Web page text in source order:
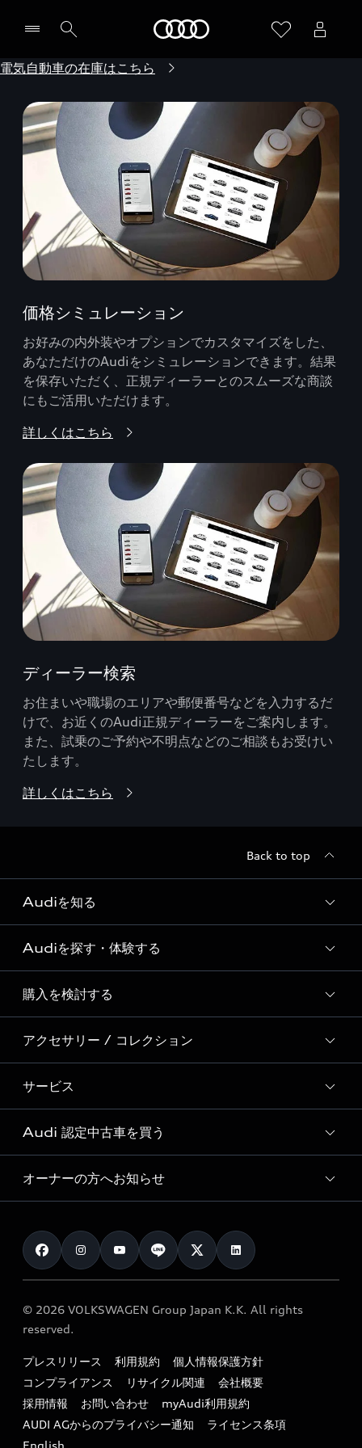
電気自動車の在庫はこちら
価格シミュレーション
お好みの内外装やオプションでカスタマイズをした、
あなただけのAudiをシミュレーションできます。結果
を保存いただく、正規ディーラーとのスムーズな商談
にもご活用いただけます。
詳しくはこちら
ディーラー検索
お住まいや職場のエリアや郵便番号などを入力するだ
けで、お近くのAudi正規ディーラーをご案内します。
また、試乗のご予約や不明点などのご相談もお受けい
たします。
詳しくはこちら
Back to top
Audiを知る
Audi ブランド
Story of Progress
Audi Sport
Formula 1®
デジタルサービス
Audiを探す・体験する
ディーラー検索
新車在庫検索
試乗車・展示車検索
見積り依頼
試乗予約
購入を検討する
モデル一覧
特別仕様モデル / 限定モデル
e-tronラインアップ
価格シミュレーション
車両比較
カタログ一覧
アクセサリー / コレクション
純正アクセサリー
オンラインショップ
Audi collection
アウディナビアプリ
サービス
サービス入庫予約
サービスプログラム
メンテナンス
車検 / 定期点検
e-tronアフターサポート
myAudi
Audi 認定中古車を買う
Audi認定中古車
クオリティ
保証
メンテナンス
ファイナンス
キャンペーン / イベント
買取査定
オーナーの方へお知らせ
お知らせ
オーナー様向けキャンペーン
特定整備適用車一覧
リサイクル法
よくある質問（FAQ）
© 2026 VOLKSWAGEN Group Japan K.K. All rights
reserved.
プレスリリース 利用規約
個人情報保護方針
コンプライアンス
リサイクル関連
会社概要
採用情報
お問い合わせ
myAudi利用規約
AUDI AGからのプライバシー通知
ライセンス条項
English